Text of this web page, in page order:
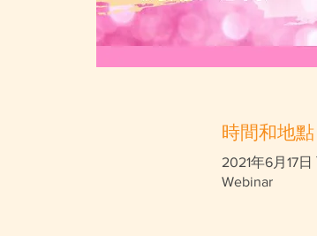
時間和地點
2021年6月17
Webinar